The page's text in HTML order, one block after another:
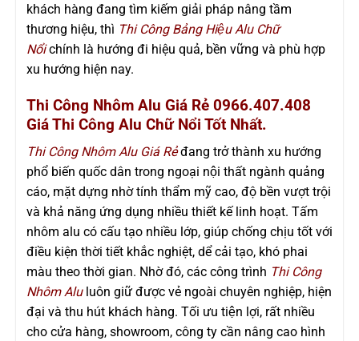
khách hàng đang tìm kiếm giải pháp nâng tầm
thương hiệu, thì Thi Công Bảng Hiệu Alu Chữ
Nổichính là hướng đi hiệu quả, bền vững và phù hợp
xu hướng hiện nay.
Thi Công Nhôm Alu Giá Rẻ 0966.407.408
Giá Thi Công Alu Chữ Nổi Tốt Nhất.
Thi Công Nhôm Alu Giá Rẻđang trở thành xu hướng
phổ biến quốc dân trong ngoại nội thất ngành quảng
cáo, mặt dựng nhờ tính thẩm mỹ cao, độ bền vượt trội
và khả năng ứng dụng nhiều thiết kế linh hoạt. Tấm
nhôm alu có cấu tạo nhiều lớp, giúp chống chịu tốt với
điều kiện thời tiết khắc nghiệt, dể cải tạo, khó phai
màu theo thời gian. Nhờ đó, các công trình Thi Công
Nhôm Alu luôn giữ được vẻ ngoài chuyên nghiệp, hiện
đại và thu hút khách hàng. Tối ưu tiện lợi, rất nhiều
cho cửa hàng, showroom, công ty cần nâng cao hình